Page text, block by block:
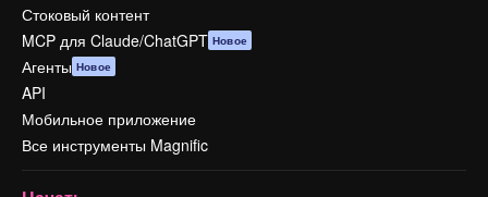
Стоковый контент
MCP для Claude/ChatGPT Новое
Агенты Новое
API
Мобильное приложение
Все инструменты Magnific